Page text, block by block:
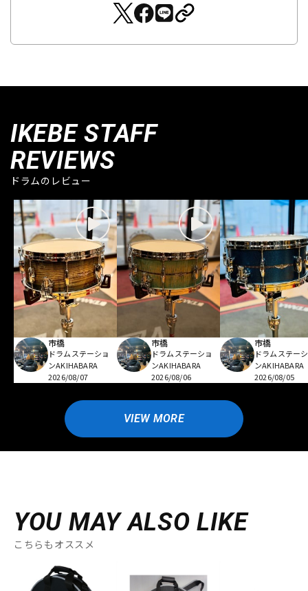
IKEBE STAFF
REVIEWS
ドラムのレビュー
市橋
ドラムステーショ
ンAKIHABARA
2026/08/07
市橋
ドラムステーショ
ンAKIHABARA
2026/08/06
市橋
ドラムステー
ンAKIHABARA
2026/08/05
VIEW MORE
YOU MAY ALSO LIKE
こちらもオススメ